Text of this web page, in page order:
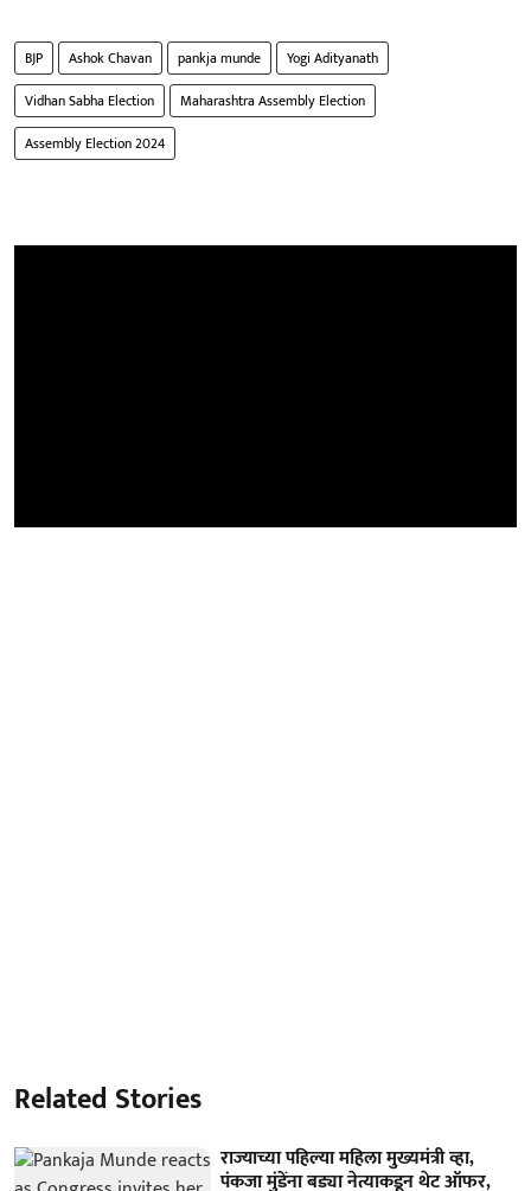
BJP Ashok Chavan pankja munde
Yogi Adityanath
Vidhan Sabha Election
Maharashtra Assembly Election
Assembly Election 2024
Related Stories
राज्याच्या पहिल्या महिला मुख्यमंत्री व्हा,
पंकजा मुंडेंना बड्या नेत्याकडून थेट ऑफर,